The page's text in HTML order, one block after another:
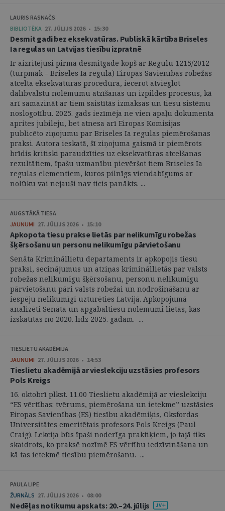
LAURIS RASNAČS
BIBLIOTĒKA 27. JŪLIJS 2026 • 15:30
Desmit gadi bez eksekvatūras. Publiskā kārtība Briseles
Ia regulas un Latvijas tiesību izpratnē
Ir aizritējusi pirmā desmitgade kopš ar Regulu 1215/2012
(turpmāk – Briseles Ia regula) Eiropas Savienības robežās
atcelta eksekvatūras procedūra, iecerot atvieglot
dalībvalstu nolēmumu atzīšanas un izpildes procesus, kā
arī samazināt ar tiem saistītās izmaksas un tiesu sistēmu
noslogotību. 2025. gads iezīmēja ne vien apaļu dokumenta
aprites jubileju, bet atnesa arī Eiropas Komisijas
publicēto ziņojumu par Briseles Ia regulas piemērošanas
praksi. Autora ieskatā, šī ziņojuma gaismā ir piemērots
brīdis kritiski paraudzīties uz eksekvatūras atcelšanas
rezultātiem, īpašu uzmanību pievēršot tiem Briseles Ia
regulas elementiem, kuros pilnīgs viendabīgums ar
nolūku vai nejauši nav ticis panākts. ...
AUGSTĀKĀ TIESA
JAUNUMI 27. JŪLIJS 2026 • 15:10
Apkopota tiesu prakse lietās par nelikumīgu robežas
šķērsošanu un personu nelikumīgu pārvietošanu
Senāta Krimināllietu departaments ir apkopojis tiesu
praksi, secinājumus un atziņas krimināllietās par valsts
robežas nelikumīgu šķērsošanu, personu nelikumīgu
pārvietošanu pāri valsts robežai un nodrošināšanu ar
iespēju nelikumīgi uzturēties Latvijā. Apkopojumā
analizēti Senāta un apgabaltiesu nolēmumi lietās, kas
izskatītas no 2020. līdz 2025. gadam. ...
TIESLIETU AKADĒMIJA
JAUNUMI 27. JŪLIJS 2026 • 14:53
Tieslietu akadēmijā ar vieslekciju uzstāsies profesors
Pols Kreigs
16. oktobrī plkst. 11.00 Tieslietu akadēmijā ar vieslekciju
“ES vērtības: tvērums, piemērošana un ietekme” uzstāsies
Eiropas Savienības (ES) tiesību akadēmiķis, Oksfordas
Universitātes emeritētais profesors Pols Kreigs (Paul
Craig). Lekcija būs īpaši noderīga praktiķiem, jo tajā tiks
skaidrots, ko praksē nozīmē ES vērtību iedzīvināšana un
kā tas ietekmē tiesību piemērošanu. ...
PAULA LIPE
ŽURNĀLS 27. JŪLIJS 2026 • 08:00
Nedēļas notikumu apskats: 20.–24. jūlijs